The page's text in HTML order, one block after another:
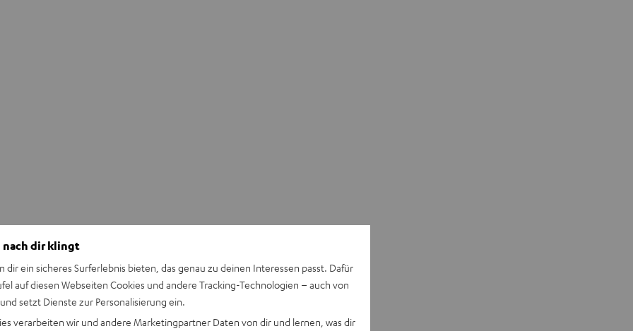
nach dir klingt
dir ein sicheres Surferlebnis bieten, das genau zu deinen Interessen passt. Dafür
auf diesen Webseiten Cookies und andere Tracking-Technologien – auch von
setzt Dienste zur Personalisierung ein.
verarbeiten wir und andere Marketingpartner Daten von dir und lernen, was dir